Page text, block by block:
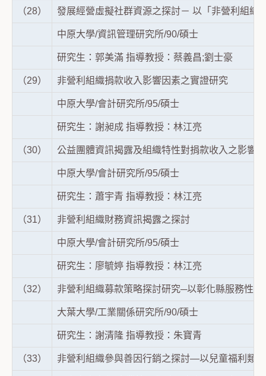
（28） 發展經營虛擬社群資源之探討－ 以「非營利組織
中原大學/資訊管理研究所/90/碩士
研究生：郭美滿 指導教授：蔡義昌;劉士豪
（29） 非營利組織捐款收入影響因素之實證研究
中原大學/會計研究所/95/碩士
研究生：謝昶成 指導教授：林江亮
（30） 公益團體資訊揭露及組織特性對捐款收入之影響
中原大學/會計研究所/95/碩士
研究生：蕭宇青 指導教授：林江亮
（31） 非營利組織財務資訊揭露之探討
中原大學/會計研究所/95/碩士
研究生：廖毓婷 指導教授：林江亮
（32） 非營利組織募款策略探討研究─以彰化縣服務性社
大葉大學/工業關係研究所/90/碩士
研究生：謝清隆 指導教授：朱寶青
（33） 非營利組織參與善因行銷之探討—以兒童福利類